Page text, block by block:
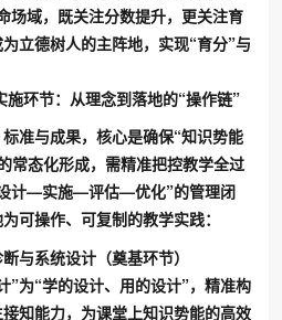
场域，既关注分数提升，更关注育
立德树人的主阵地，实现“育分”与
施环节：从理念到落地的“操作链”
准与成果，核心是确保“知识势能
常态化形成，需精准把控教学全过
计—实施—评估—优化”的管理闭
可操作、可复制的教学实践：
与系统设计（奠基环节）
”为“学的设计、用的设计”，精准构
知能力，为课堂上知识势能的高效